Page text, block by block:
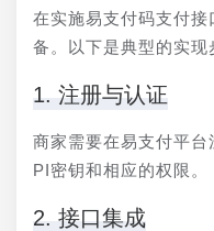
在实施易支付码支付
备。以下是典型的实现
1. 注册与认证
商家需要在易支付平
PI密钥和相应的权限。
2. 接口集成